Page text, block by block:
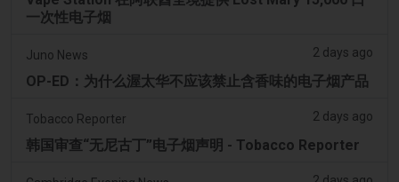
一次性电子烟
Juno News 2 days ago
OP-ED：为什么渥太华不应该禁止含香味的电子烟产品
Tobacco Reporter 2 days ago
韩国审查“无尼古丁”电子烟声明 - Tobacco Reporter